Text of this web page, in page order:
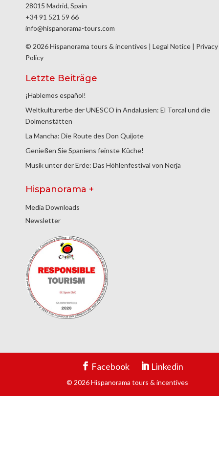
28015 Madrid, Spain
+34 91 521 59 66
info@hispanorama-tours.com
© 2026 Hispanorama tours & incentives | Legal Notice | Privacy
Policy
Letzte Beiträge
¡Hablemos español!
Weltkulturerbe der UNESCO in Andalusien: El Torcal und die
Dolmenstätten
La Mancha: Die Route des Don Quijote
Genießen Sie Spaniens feinste Küche!
Musik unter der Erde: Das Höhlenfestival von Nerja
Hispanorama +
Media Downloads
Newsletter
Facebook Linkedin
© 2026 Hispanorama tours & incentives